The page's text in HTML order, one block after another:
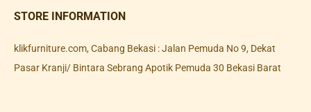
STORE INFORMATION
klikfurniture.com, Cabang Bekasi : Jalan Pemuda No 9, Dekat
Pasar Kranji/ Bintara Sebrang Apotik Pemuda 30 Bekasi Barat